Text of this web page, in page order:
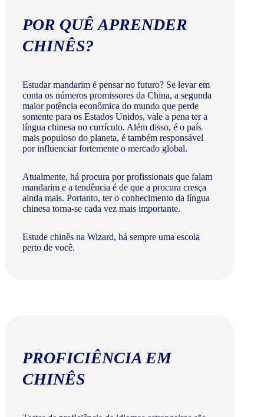
POR QUÊ APRENDER
CHINÊS?
Estudar mandarim é pensar no futuro? Se levar em
conta os números promissores da China, a segunda
maior potência econômica do mundo que perde
somente para os Estados Unidos, vale a pena ter a
língua chinesa no currículo. Além disso, é o país
mais populoso do planeta, é também responsável
por influenciar fortemente o mercado global.
Atualmente, há procura por profissionais que falam
mandarim e a tendência é de que a procura cresça
ainda mais. Portanto, ter o conhecimento da língua
chinesa torna-se cada vez mais importante.
Estude chinês na Wizard, há sempre uma escola
perto de você.
PROFICIÊNCIA EM
CHINÊS